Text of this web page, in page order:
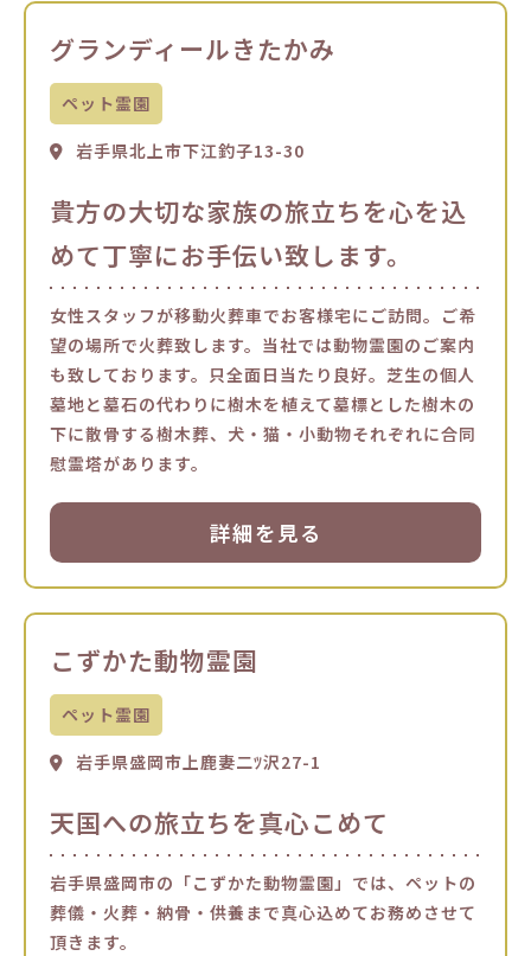
グランディールきたかみ
ペット霊園
岩手県北上市下江釣子13-30
貴方の大切な家族の旅立ちを心を込
めて丁寧にお手伝い致します。
女性スタッフが移動火葬車でお客様宅にご訪問。ご希
望の場所で火葬致します。当社では動物霊園のご案内
も致しております。只全面日当たり良好。芝生の個人
墓地と墓石の代わりに樹木を植えて墓標とした樹木の
下に散骨する樹木葬、犬・猫・小動物それぞれに合同
慰霊塔があります。
詳細を見る
こずかた動物霊園
ペット霊園
岩手県盛岡市上鹿妻二ﾂ沢27-1
天国への旅立ちを真心こめて
岩手県盛岡市の「こずかた動物霊園」では、ペットの
葬儀・火葬・納骨・供養まで真心込めてお務めさせて
頂きます。